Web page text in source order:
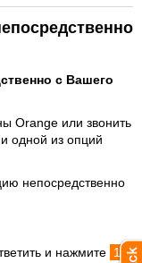
с Вашего
Orange или звонить
одной из опций
непосредственно
и нажмите 1